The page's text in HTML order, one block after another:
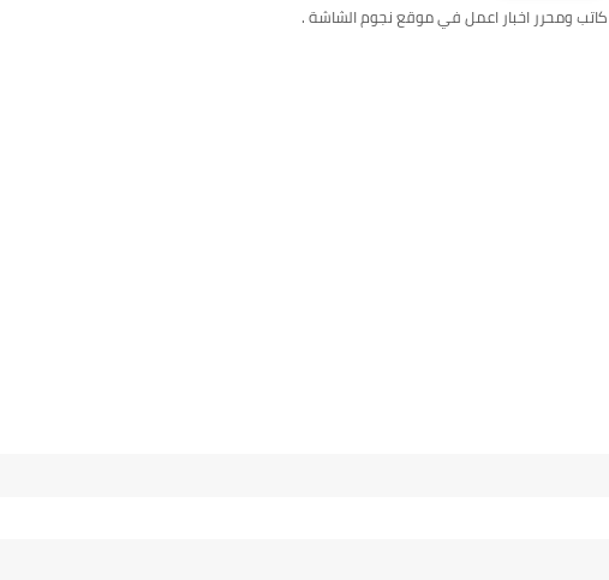
كاتب ومحرر اخبار اعمل في موقع نجوم الشاشة .